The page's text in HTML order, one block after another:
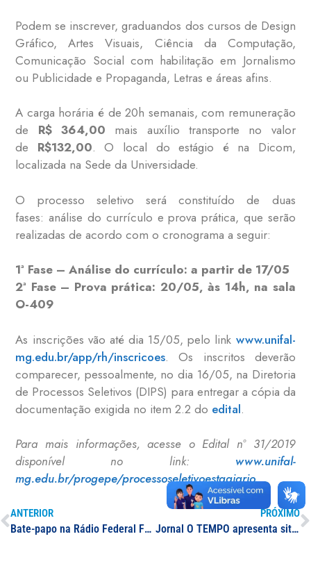
Podem se inscrever, graduandos dos cursos de Design
Gráfico, Artes Visuais, Ciência da Computação,
Comunicação Social com habilitação em Jornalismo
ou Publicidade e Propaganda, Letras e áreas afins.
A carga horária é de 20h semanais, com remuneração
de R$ 364,00 mais auxílio transporte no valor
de R$132,00. O local do estágio é na Dicom,
localizada na Sede da Universidade.
O processo seletivo será constituído de duas
fases: análise do currículo e prova prática, que serão
realizadas de acordo com o cronograma a seguir:
1ª Fase – Análise do currículo: a partir de 17/05
2ª Fase – Prova prática: 20/05, às 14h, na sala
O-409
As inscrições vão até dia 15/05, pelo link www.unifal-
mg.edu.br/app/rh/inscricoes. Os inscritos deverão
comparecer, pessoalmente, no dia 16/05, na Diretoria
de Processos Seletivos (DIPS) para entregar a cópia da
documentação exigida no item 2.2 do edital.
Para mais informações, acesse o Edital nº 31/2019
disponível no link: www.unifal-
mg.edu.br/progepe/processoseletivoestagiario.
ANTERIOR
Bate-papo na Rádio Federal FM aborda o impacto da UNIFAL-MG para a região; confira conversa entre o atual reitor da Universidade e o reitor do mandato anterior
PRÓXIMO
Jornal O TEMPO apresenta situação das universidades federais após os cortes